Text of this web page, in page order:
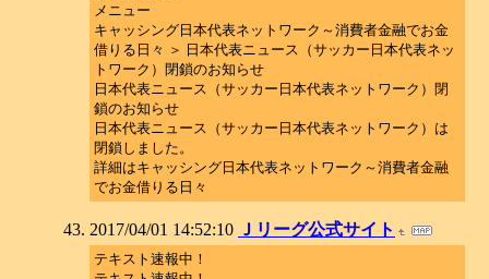
メニュー
キャッシング日本代表ネットワーク～消費者金融でお金
借りる日々 ＞ 日本代表ニュース（サッカー日本代表ネッ
トワーク）閉鎖のお知らせ
日本代表ニュース（サッカー日本代表ネットワーク）閉
鎖のお知らせ
日本代表ニュース（サッカー日本代表ネットワーク）は
閉鎖しました。
詳細はキャッシング日本代表ネットワーク～消費者金融
でお金借りる日々
2017/04/01 14:52:10 Ｊリーグ公式サイト
テキスト速報中！